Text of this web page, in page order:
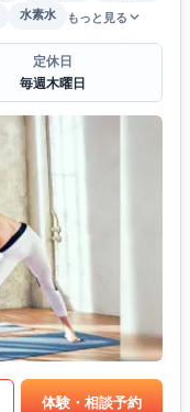
水素水 もっと見る
定休日
毎週木曜日
体験・相談予約